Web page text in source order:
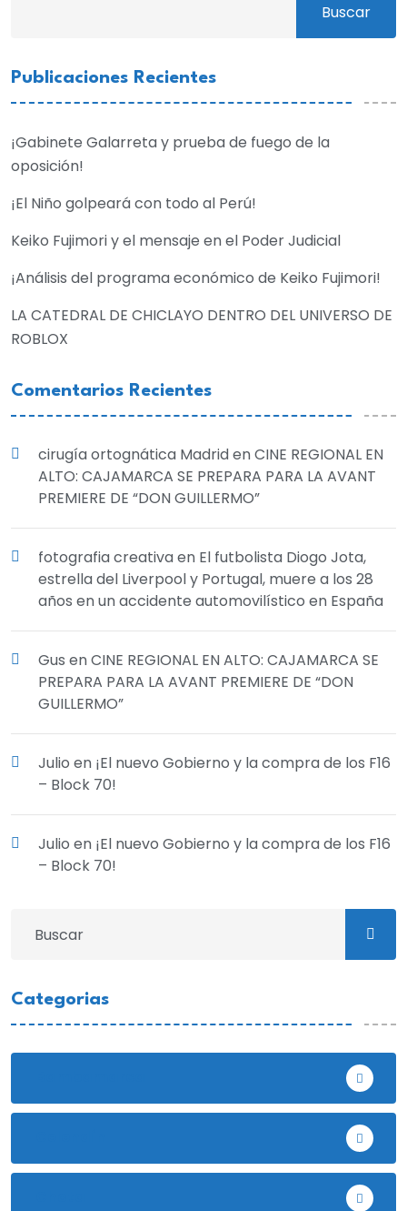
Buscar
Publicaciones Recientes
¡Gabinete Galarreta y prueba de fuego de la
oposición!
¡El Niño golpeará con todo al Perú!
Keiko Fujimori y el mensaje en el Poder Judicial
¡Análisis del programa económico de Keiko Fujimori!
LA CATEDRAL DE CHICLAYO DENTRO DEL UNIVERSO DE
ROBLOX
Comentarios Recientes
cirugía ortognática MadridenCINE REGIONAL EN
ALTO: CAJAMARCA SE PREPARA PARA LA AVANT
PREMIERE DE “DON GUILLERMO”
fotografia creativaen El futbolista Diogo Jota,
estrella del Liverpool y Portugal, muere a los 28
años en un accidente automovilístico en España
Gus enCINE REGIONAL EN ALTO: CAJAMARCA SE
PREPARA PARA LA AVANT PREMIERE DE “DON
GUILLERMO”
Julio en ¡El nuevo Gobierno y la compra de los F16
– Block 70!
Julio en ¡El nuevo Gobierno y la compra de los F16
– Block 70!
Categorias